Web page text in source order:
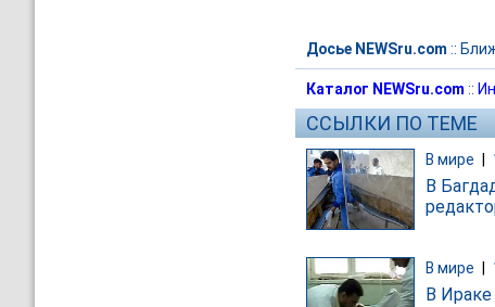
Досье NEWSru.com ::
Каталог NEWSru.com ::
ССЫЛКИ ПО ТЕМЕ
В мире
В
В мире
В